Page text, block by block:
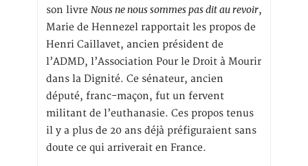
son livre Nous ne nous sommes pas dit au revoir,
Marie de Hennezel rapportait les propos de
Henri Caillavet, ancien président de
l’ADMD, l’Association Pour le Droit à Mourir
dans la Dignité. Ce sénateur, ancien
député, franc-maçon, fut un fervent
militant de l’euthanasie. Ces propos tenus
il y a plus de 20 ans déjà préfiguraient sans
doute ce qui arriverait en France.